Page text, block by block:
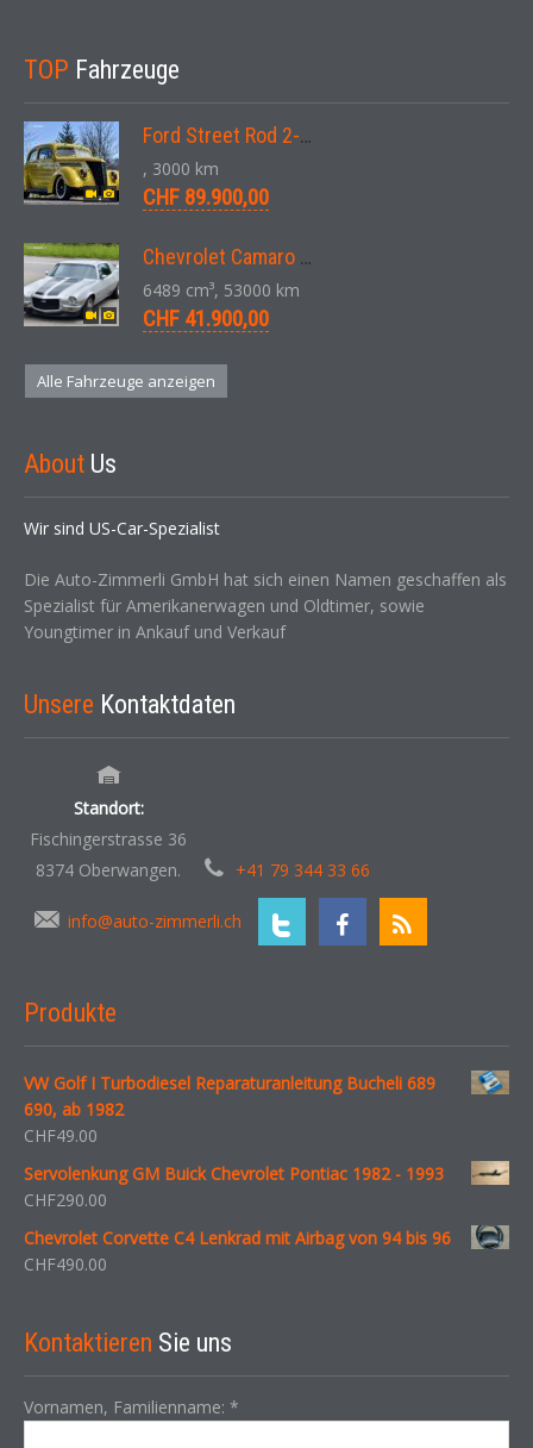
TOP Fahrzeuge
Ford Street Rod 2-Door V8 Aut. 1937
, 3000 km
CHF 89.900,00
Chevrolet Camaro SS 396 LS3 Coupe Aut. 1971
6489 cm³, 53000 km
CHF 41.900,00
Alle Fahrzeuge anzeigen
About Us
Wir sind US-Car-Spezialist
Die Auto-Zimmerli GmbH hat sich einen Namen geschaffen als
Spezialist für Amerikanerwagen und Oldtimer, sowie
Youngtimer in Ankauf und Verkauf
Unsere Kontaktdaten
Standort:
Fischingerstrasse 36
8374 Oberwangen.
+41 79 344 33 66
info@auto-zimmerli.ch
Produkte
VW Golf I Turbodiesel Reparaturanleitung Bucheli 689
690, ab 1982
CHF49.00
Servolenkung GM Buick Chevrolet Pontiac 1982 - 1993
CHF290.00
Chevrolet Corvette C4 Lenkrad mit Airbag von 94 bis 96
CHF490.00
Kontaktieren Sie uns
Vornamen, Familienname: *